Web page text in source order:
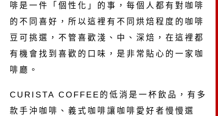
啡是一件「個性化」的事，每個人都有對咖啡
的不同喜好，所以這裡有不同烘焙程度的咖啡
豆可挑選，不管喜歡淺、中、深焙，在這裡都
有機會找到喜歡的口味，是非常貼心的一家咖
啡廳。
CURISTA COFFEE的低消是一杯飲品，有多
款手沖咖啡、義式咖啡讓咖啡愛好者慢慢選